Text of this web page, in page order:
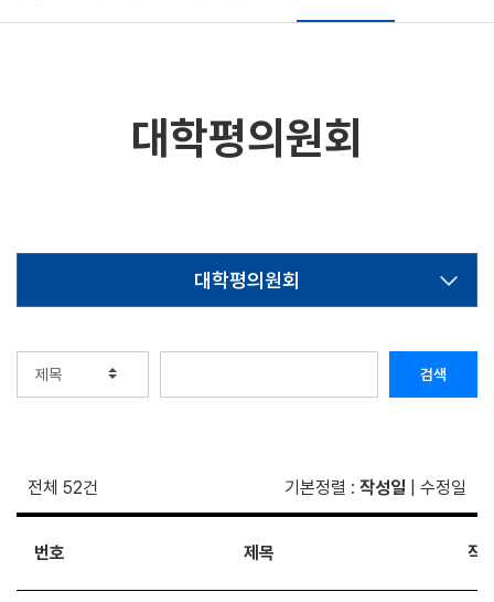
대학평의원회
대학평의원회
검색
전체 52건 기본정렬 : 작성일 수정일
번호 제목 작